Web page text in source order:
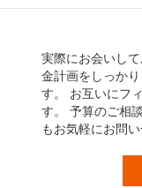
実際にお会いし
金計画をしっか
す。 お互いにフ
す。 予算のご相
もお気軽にお問い